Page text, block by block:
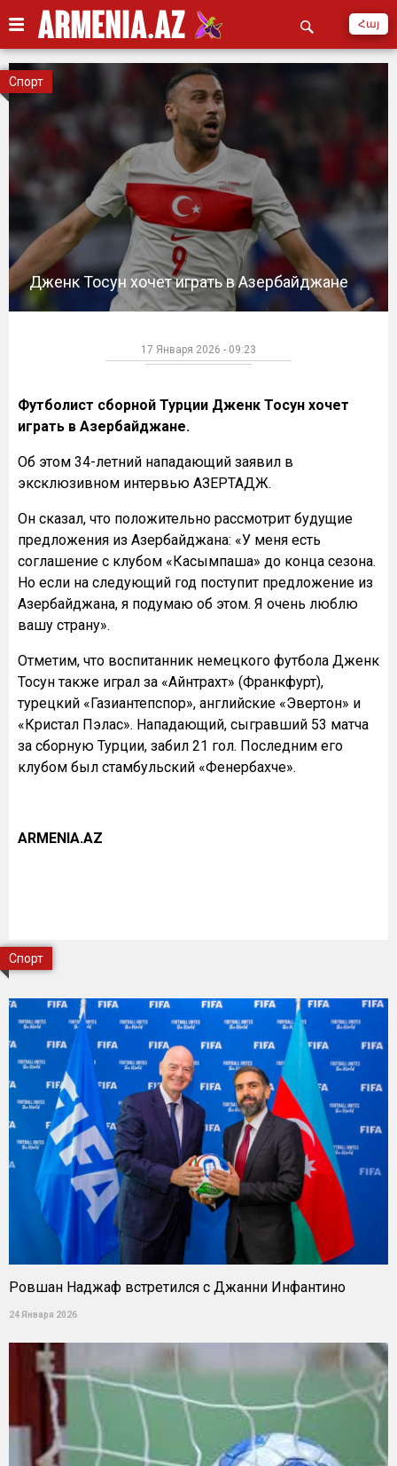
Հայ
Дженк Тосун хочет играть в Азербайджане
Спорт
17 Января 2026 - 09:23
Футболист сборной Турции Дженк Тосун хочет
играть в Азербайджане.
Об этом 34-летний нападающий заявил в
эксклюзивном интервью АЗЕРТАДЖ.
Он сказал, что положительно рассмотрит будущие
предложения из Азербайджана: «У меня есть
соглашение с клубом «Касымпаша» до конца сезона.
Но если на следующий год поступит предложение из
Азербайджана, я подумаю об этом. Я очень люблю
вашу страну».
Отметим, что воспитанник немецкого футбола Дженк
Тосун также играл за «Айнтрахт» (Франкфурт),
турецкий «Газиантепспор», английские «Эвертон» и
«Кристал Пэлас». Нападающий, сыгравший 53 матча
за сборную Турции, забил 21 гол. Последним его
клубом был стамбульский «Фенербахче».
ARMENIA.AZ
Спорт
Ровшан Наджаф встретился с Джанни Инфантино
24 Января 2026